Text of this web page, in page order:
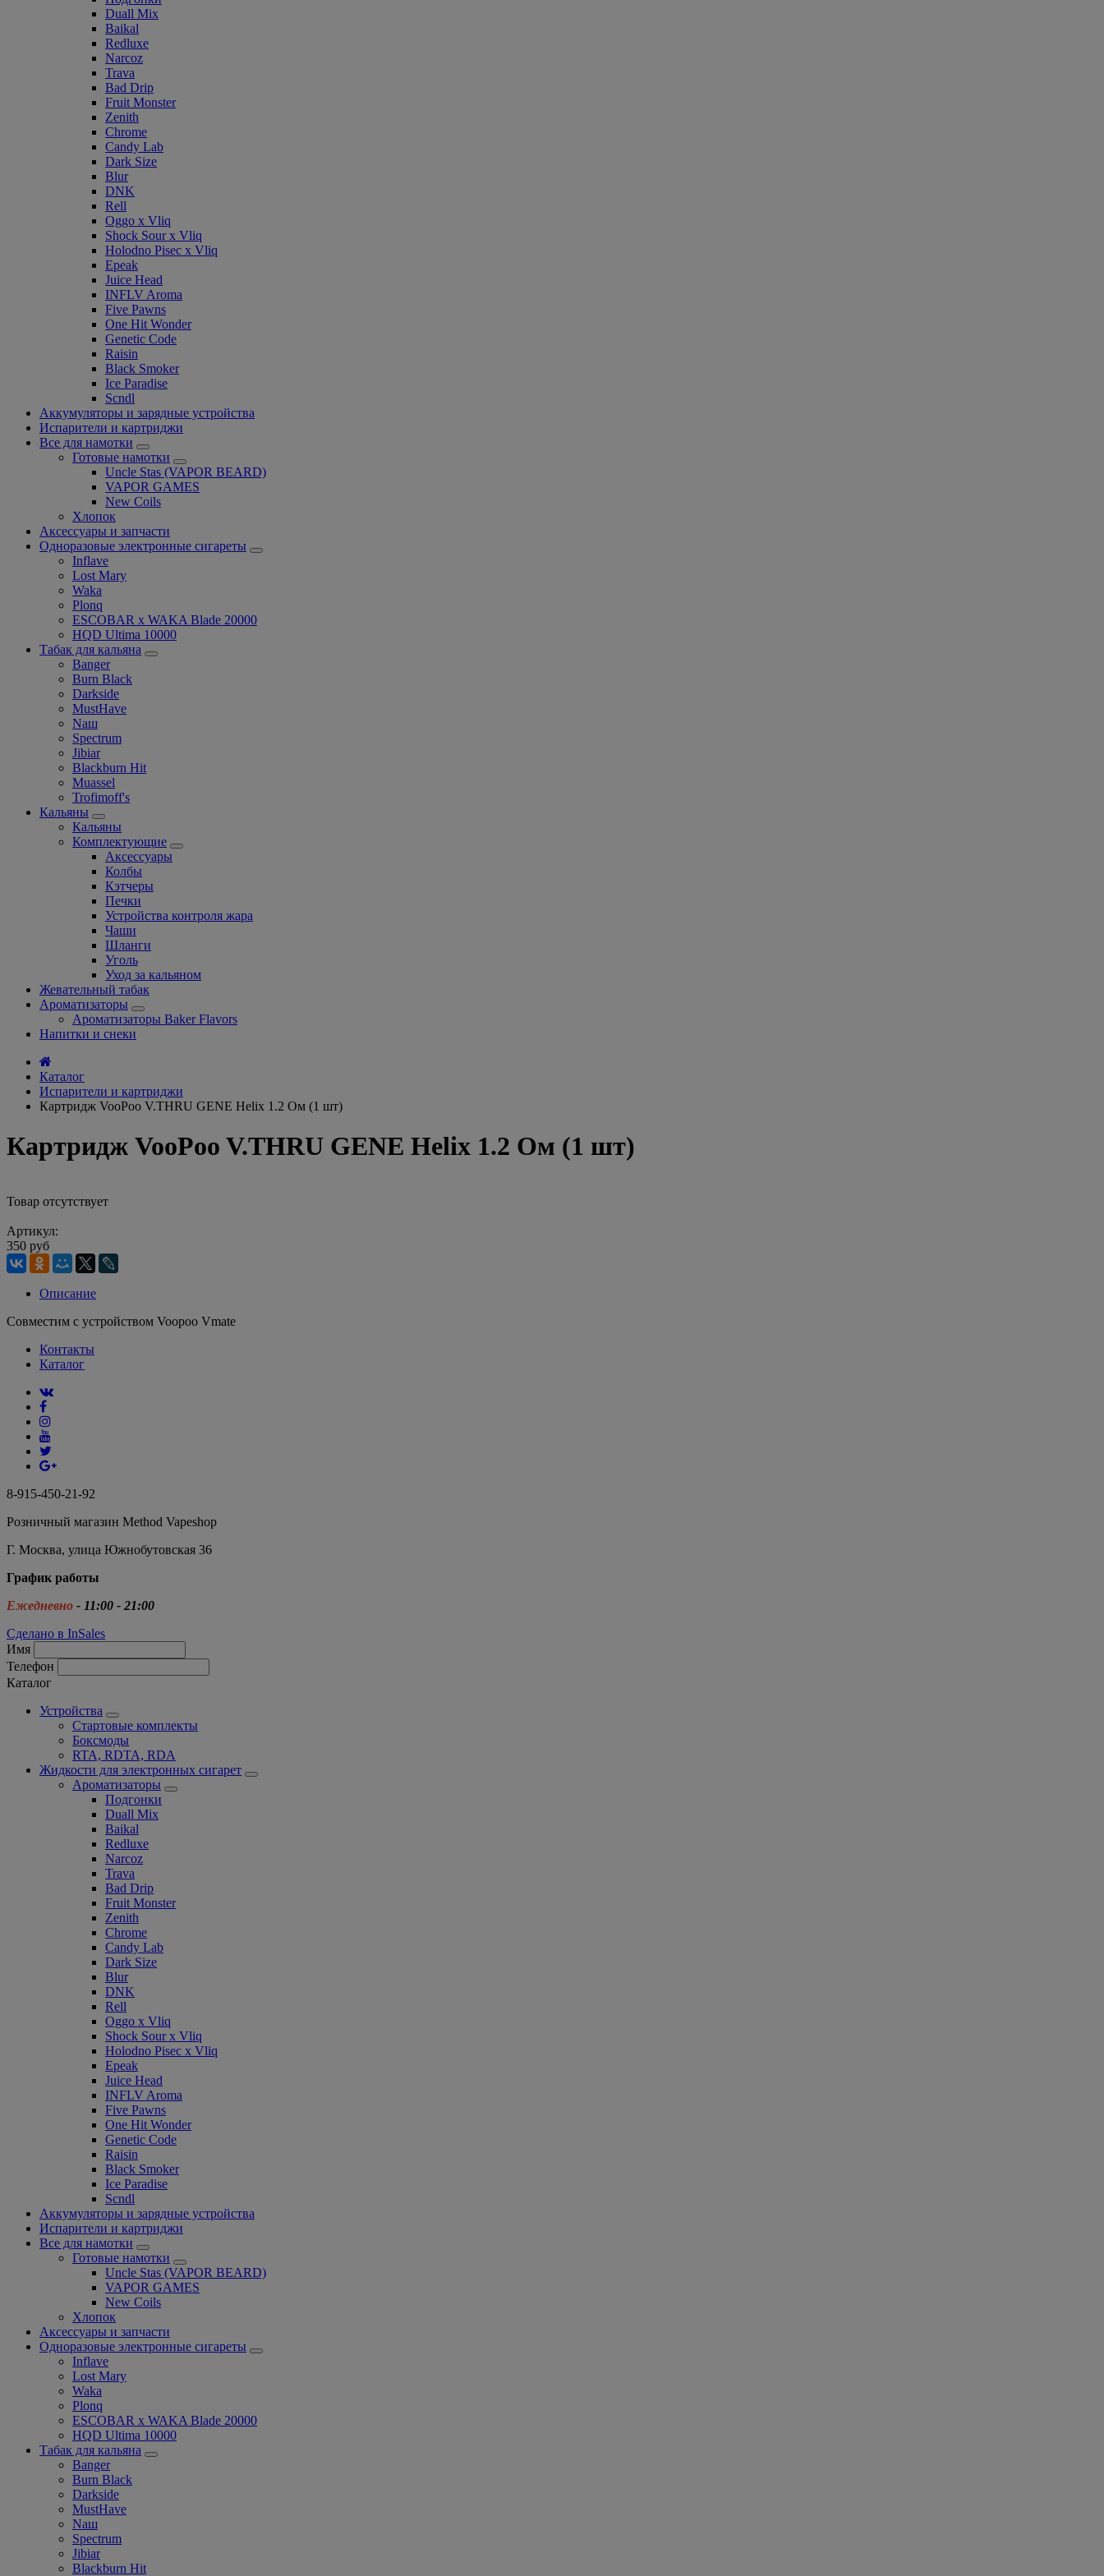
Duall Mix
Baikal
Redluxe
Narcoz
Trava
Bad Drip
Fruit Monster
Zenith
Chrome
Candy Lab
Dark Size
Blur
DNK
Rell
Oggo x Vliq
Shock Sour x Vliq
Holodno Pisec x Vliq
Epeak
Juice Head
INFLV Aroma
Five Pawns
One Hit Wonder
Genetic Code
Raisin
Black Smoker
Ice Paradise
Scndl
Аккумуляторы и зарядные устройства
Испарители и картриджи
Все для намотки
Готовые намотки
Uncle Stas (VAPOR BEARD)
VAPOR GAMES
New Coils
Хлопок
Аксессуары и запчасти
Одноразовые электронные сигареты
Inflave
Lost Mary
Waka
Plonq
ESCOBAR x WAKA Blade 20000
HQD Ultima 10000
Табак для кальяна
Banger
Burn Black
Darkside
MustHave
Nаш
Spectrum
Jibiar
Blackburn Hit
Muassel
Trofimoff's
Кальяны
Кальяны
Комплектующие
Аксессуары
Колбы
Кэтчеры
Печки
Устройства контроля жара
Чаши
Шланги
Уголь
Уход за кальяном
Жевательный табак
Ароматизаторы
Ароматизаторы Baker Flavors
Напитки и снеки
Каталог
Испарители и картриджи
Картридж VooPoo V.THRU GENE Helix 1.2 Ом (1 шт)
Картридж VooPoo V.THRU GENE Helix 1.2 Ом (1 шт)
Товар отсутствует
Артикул:
350 руб
Описание
Совместим с устройством Voopoo Vmate
Контакты
Каталог
8-915-450-21-92
Розничный магазин Method Vapeshop
Г. Москва, улица Южнобутовская 36
График работы
Ежедневно - 11:00 - 21:00
Сделано в InSales
Имя
Телефон
Каталог
Устройства
Стартовые комплекты
Боксмоды
RTA, RDTA, RDA
Жидкости для электронных сигарет
Ароматизаторы
Подгонки
Duall Mix
Baikal
Redluxe
Narcoz
Trava
Bad Drip
Fruit Monster
Zenith
Chrome
Candy Lab
Dark Size
Blur
DNK
Rell
Oggo x Vliq
Shock Sour x Vliq
Holodno Pisec x Vliq
Epeak
Juice Head
INFLV Aroma
Five Pawns
One Hit Wonder
Genetic Code
Raisin
Black Smoker
Ice Paradise
Scndl
Аккумуляторы и зарядные устройства
Испарители и картриджи
Все для намотки
Готовые намотки
Uncle Stas (VAPOR BEARD)
VAPOR GAMES
New Coils
Хлопок
Аксессуары и запчасти
Одноразовые электронные сигареты
Inflave
Lost Mary
Waka
Plonq
ESCOBAR x WAKA Blade 20000
HQD Ultima 10000
Табак для кальяна
Banger
Burn Black
Darkside
MustHave
Nаш
Spectrum
Jibiar
Blackburn Hit